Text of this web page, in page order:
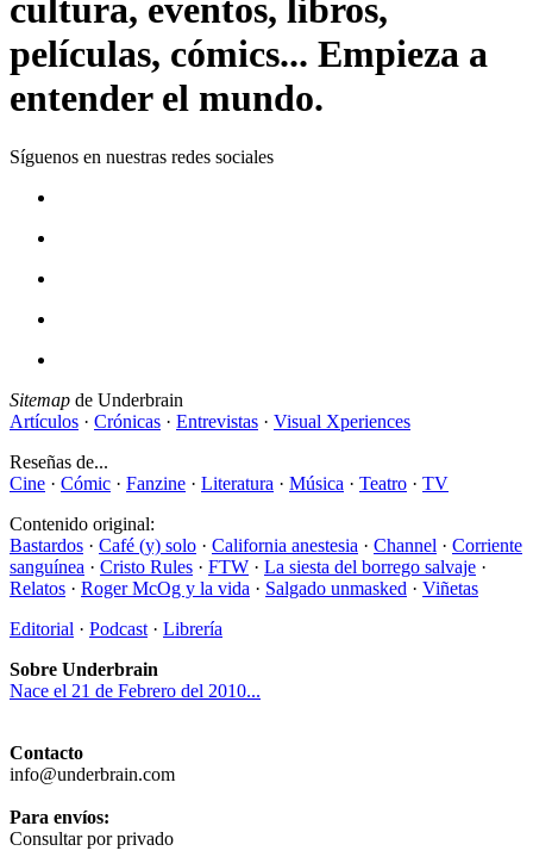
cultura, eventos, libros,
películas, cómics... Empieza a
entender el mundo.
Síguenos en nuestras redes sociales
Sitemap de Underbrain
Artículos · Crónicas · Entrevistas · Visual Xperiences
Reseñas de...
Cine · Cómic · Fanzine · Literatura · Música · Teatro · TV
Contenido original:
Bastardos · Café (y) solo · California anestesia · Channel · Corriente
sanguínea · Cristo Rules · FTW · La siesta del borrego salvaje ·
Relatos · Roger McOg y la vida · Salgado unmasked · Viñetas
Editorial · Podcast · Librería
Sobre Underbrain
Nace el 21 de Febrero del 2010...
Contacto
info@underbrain.com
Para envíos:
Consultar por privado